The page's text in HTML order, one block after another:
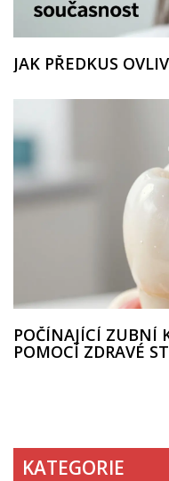
JAK PŘEDKUS
POČÍNAJÍCÍ ZUBNÍ
POMOCÍ ZDRAVÉ
KATEGORIE